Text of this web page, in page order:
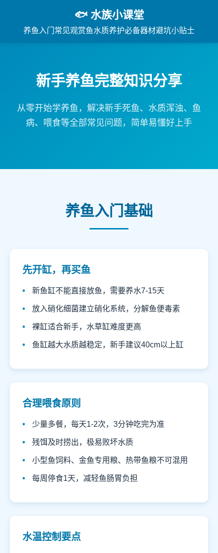
🐟 水族小课堂
养鱼入门 常见观赏鱼水质养护必备器材避坑小贴士
新手养鱼完整知识分享
从零开始学养鱼，解决新手死鱼、水质浑浊、鱼
病、喂食等全部常见问题，简单易懂好上手
养鱼入门基础
先开缸，再买鱼
新鱼缸不能直接放鱼，需要养水7-15天
放入硝化细菌建立硝化系统，分解鱼便毒素
裸缸适合新手，水草缸难度更高
鱼缸越大水质越稳定，新手建议40cm以上缸
合理喂食原则
少量多餐，每天1-2次，3分钟吃完为准
残饵及时捞出，极易败坏水质
小型鱼饲料、金鱼专用粮、热带鱼粮不可混用
每周停食1天，减轻鱼肠胃负担
水温控制要点